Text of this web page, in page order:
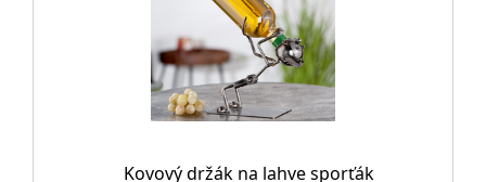
Kovový držák na lahve sporťák